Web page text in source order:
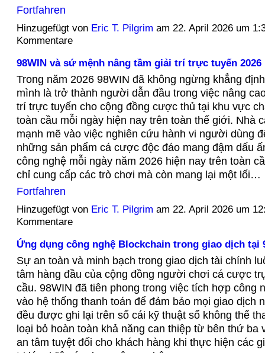
Fortfahren
Hinzugefügt von Eric T. Pilgrim am 22. April 2026 um
Kommentare
98WIN và sứ mệnh nâng tầm giải trí trực tuyến 2026
Trong năm 2026 98WIN đã không ngừng khẳng
mình là trở thành người dẫn đầu trong việc nâng
trí trực tuyến cho cộng đồng cược thủ tại khu vực
toàn cầu mỗi ngày hiện nay trên toàn thế giới. Nhà
mạnh mẽ vào việc nghiên cứu hành vi người dùng
những sản phẩm cá cược độc đáo mang đậm dấu
công nghệ mỗi ngày năm 2026 hiện nay trên toàn
chỉ cung cấp các trò chơi mà còn mang lại một lối…
Fortfahren
Hinzugefügt von Eric T. Pilgrim am 22. April 2026 um
Kommentare
Ứng dụng công nghệ Blockchain trong giao dịch tại
Sự an toàn và minh bạch trong giao dịch tài chính
tâm hàng đầu của cộng đồng người chơi cá cược
cầu. 98WIN đã tiên phong trong việc tích hợp công
vào hệ thống thanh toán để đảm bảo mọi giao dịch
đều được ghi lại trên sổ cái kỹ thuật số không thể
loại bỏ hoàn toàn khả năng can thiệp từ bên thứ ba
an tâm tuyệt đối cho khách hàng khi thực hiện các